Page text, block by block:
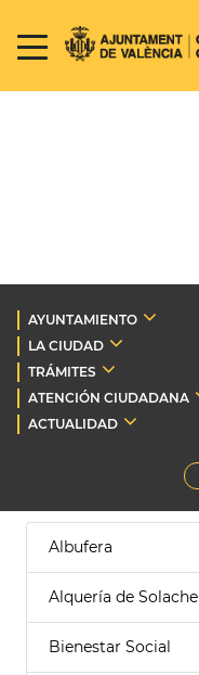
AYUNTAMIENTO
LA CIUDAD
TRÁMITES
ATENCIÓN CIUDADANA
ACTUALIDAD
Albufera
Alquería de Solache
Bienestar Social